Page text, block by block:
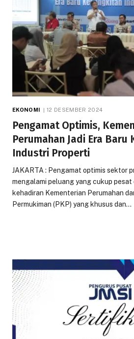
EKONOMI 12 DESEMBER 2024
Pengamat Optimis,
Perumahan Jadi Era Baru
Industri Properti
JAKARTA : Pengamat optimis sektor
mengalami peluang yang cukup pesat
kehadiran Kementerian Perumahan
Permukiman (PKP) yang khusus dan…